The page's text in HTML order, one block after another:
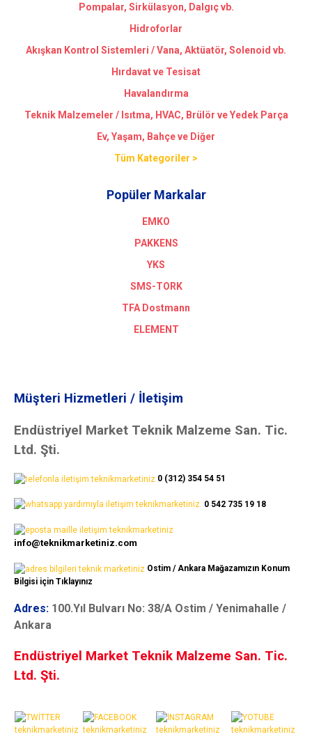
Pompalar, Sirkülasyon, Dalgıç vb.
Hidroforlar
Akışkan Kontrol Sistemleri / Vana, Aktüatör, Solenoid vb.
Hırdavat ve Tesisat
Havalandırma
Teknik Malzemeler / Isıtma, HVAC, Brülör ve Yedek Parça
Ev, Yaşam, Bahçe ve Diğer
Tüm Kategoriler >
Popüler Markalar
EMKO
PAKKENS
YKS
SMS-TORK
TFA Dostmann
ELEMENT
Müşteri Hizmetleri / İletişim
Endüstriyel Market Teknik Malzeme San. Tic.
Ltd. Şti.
0 (312) 354 54 51
0 542 735 19 18
info@teknikmarketiniz.com
Ostim / Ankara Mağazamızın Konum
Bilgisi için Tıklayınız
Adres: 100.Yıl Bulvarı No: 38/A Ostim / Yenimahalle /
Ankara
Endüstriyel Market Teknik Malzeme San. Tic.
Ltd. Şti.